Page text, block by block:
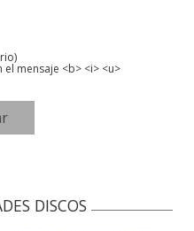
mensaje <b> <i> <u>
DISCOS